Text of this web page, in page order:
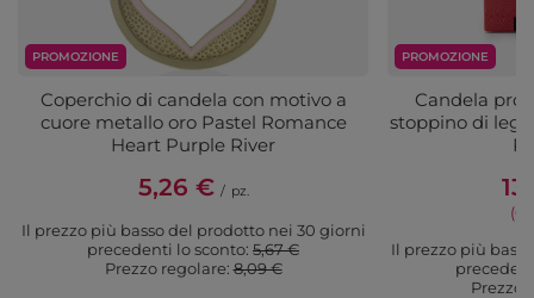
PROMOZIONE
Coperchio di candela con motivo a
cuore metallo oro Pastel Romance
Heart Purple River
5,26 € / pz.
Il prezzo più basso del prodotto nei 30 giorni
precedenti lo sconto: 5,67 €
Prezzo regolare:8,09 €
PROMOZIONE
Candela
stoppino di
Il prezzo più
Prezzo